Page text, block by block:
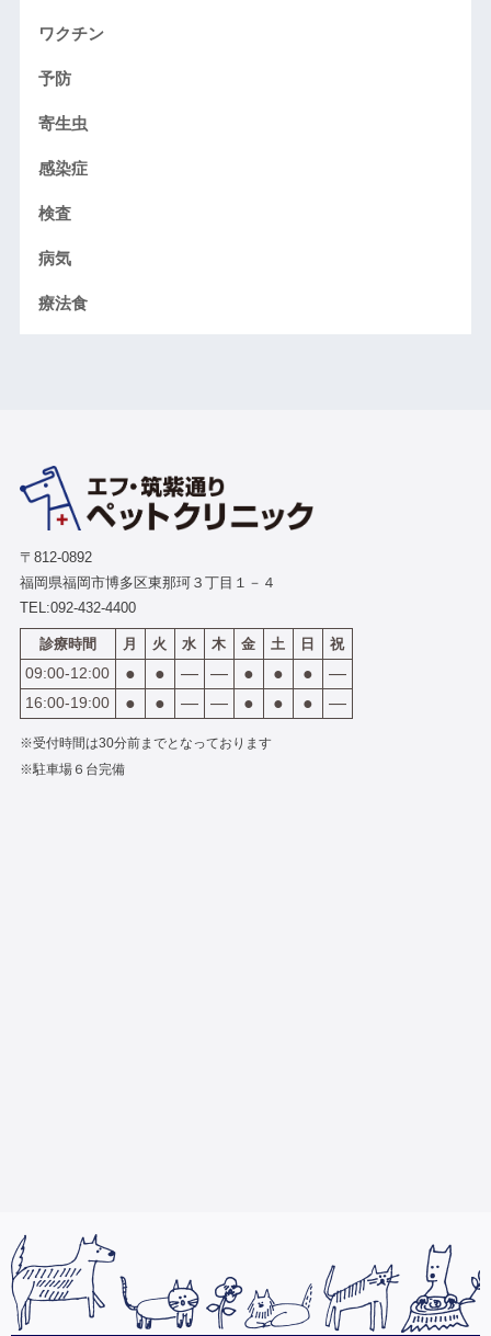
ワクチン
予防
寄生虫
感染症
検査
病気
療法食
〒812-0892
福岡県福岡市博多区東那珂３丁目１－４
TEL:092-432-4400
診療時間 月 火 水 木 金 土 日 祝
09:00-12:00 ● ● ― ― ● ● ● ―
16:00-19:00 ● ● ― ― ● ● ● ―
※受付時間は30分前までとなっております
※駐車場６台完備